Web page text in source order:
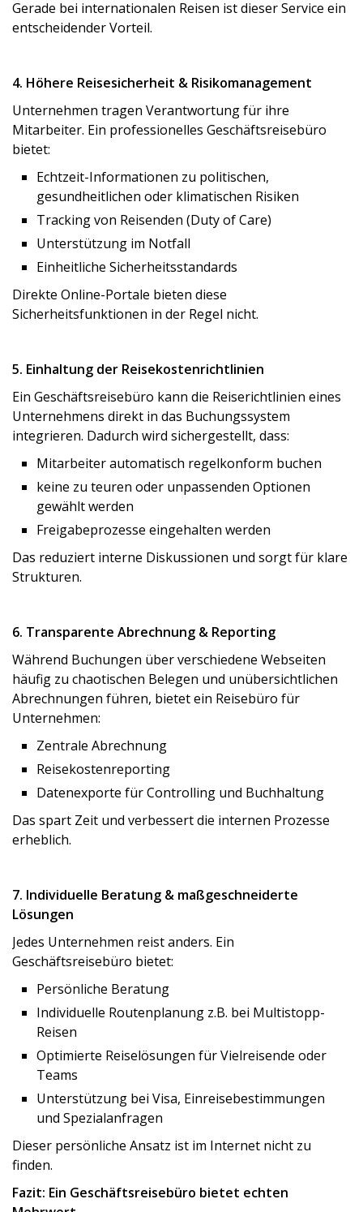
Gerade bei internationalen Reisen ist dieser Service ein
entscheidender Vorteil.
4. Höhere Reisesicherheit & Risikomanagement
Unternehmen tragen Verantwortung für ihre
Mitarbeiter. Ein professionelles Geschäftsreisebüro
bietet:
Echtzeit-Informationen zu politischen,
gesundheitlichen oder klimatischen Risiken
Tracking von Reisenden (Duty of Care)
Unterstützung im Notfall
Einheitliche Sicherheitsstandards
Direkte Online-Portale bieten diese
Sicherheitsfunktionen in der Regel nicht.
5. Einhaltung der Reisekostenrichtlinien
Ein Geschäftsreisebüro kann die Reiserichtlinien eines
Unternehmens direkt in das Buchungssystem
integrieren. Dadurch wird sichergestellt, dass:
Mitarbeiter automatisch regelkonform buchen
keine zu teuren oder unpassenden Optionen
gewählt werden
Freigabeprozesse eingehalten werden
Das reduziert interne Diskussionen und sorgt für klare
Strukturen.
6. Transparente Abrechnung & Reporting
Während Buchungen über verschiedene Webseiten
häufig zu chaotischen Belegen und unübersichtlichen
Abrechnungen führen, bietet ein Reisebüro für
Unternehmen:
Zentrale Abrechnung
Reisekostenreporting
Datenexporte für Controlling und Buchhaltung
Das spart Zeit und verbessert die internen Prozesse
erheblich.
7. Individuelle Beratung & maßgeschneiderte
Lösungen
Jedes Unternehmen reist anders. Ein
Geschäftsreisebüro bietet:
Persönliche Beratung
Individuelle Routenplanung z.B. bei Multistopp-
Reisen
Optimierte Reiselösungen für Vielreisende oder
Teams
Unterstützung bei Visa, Einreisebestimmungen
und Spezialanfragen
Dieser persönliche Ansatz ist im Internet nicht zu
finden.
Fazit: Ein Geschäftsreisebüro bietet echten